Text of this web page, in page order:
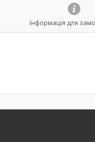
Інформація для